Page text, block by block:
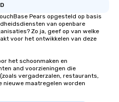
Pears opgesteld op basis
van openbare
Zo ja, geef op van welke
voor het ontwikkelen van deze
het schoonmaken en
and voorzieningen die
vergaderzalen, restaurants,
nieuwe maatregelen worden